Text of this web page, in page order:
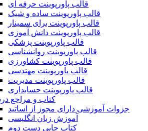
قالب پاورپوینت حرفه ای
قالب پاورپوینت ساده و شیک
قالب پاورپوینت برای سمینار
قالب پاورپوینت دانش آموزی
قالب پاورپوینت پزشکی
قالب پاورپوینت روانشناسی
قالب پاورپوینت کشاورزی
قالب پاورپوینت مهندسی
قالب پاورپوینت مدیریت
قالب پاورپوینت حسابداری
کتاب و مراجع
جزوات آموزشی دارای مجوز از اساتید
آموزش زبان انگلیسی
کتاب چاپی دست دوم